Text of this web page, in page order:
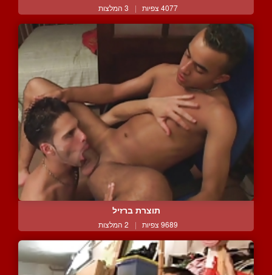
4077 צפיות | 3 המלצות
תוצרת ברזיל
9689 צפיות | 2 המלצות